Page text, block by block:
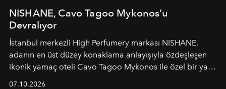
NISHANE, Cavo Tagoo Mykonos’u
Devralıyor
İstanbul merkezli High Perfumery markası NISHANE,
adanın en üst düzey konaklama anlayışıyla özdeşleşen
ikonik yamaç oteli Cavo Tagoo Mykonos ile özel bir yaz
07.10.2026